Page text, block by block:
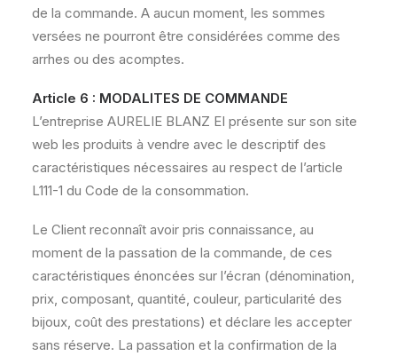
de la commande. A aucun moment, les sommes
versées ne pourront être considérées comme des
arrhes ou des acomptes.
Article 6 : MODALITES DE COMMANDE
L’entreprise AURELIE BLANZ EI présente sur son site
web les produits à vendre avec le descriptif des
caractéristiques nécessaires au respect de l’article
L111-1 du Code de la consommation.
Le Client reconnaît avoir pris connaissance, au
moment de la passation de la commande, de ces
caractéristiques énoncées sur l’écran (dénomination,
prix, composant, quantité, couleur, particularité des
bijoux, coût des prestations) et déclare les accepter
sans réserve. La passation et la confirmation de la